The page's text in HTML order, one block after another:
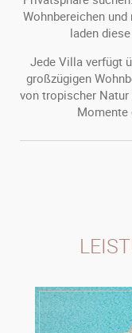
Wohnbereichen
laden
Jede Villa verfügt
großzügigen
von tropischer
Momente